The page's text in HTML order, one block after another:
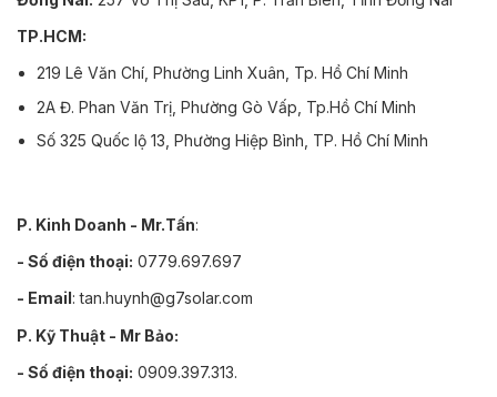
TP.HCM:
219 Lê Văn Chí, Phường Linh Xuân, Tp. Hồ Chí Minh
2A Đ. Phan Văn Trị, Phường Gò Vấp, Tp.Hồ Chí Minh
Số 325 Quốc lộ 13, Phường Hiệp Bình, TP. Hồ Chí Minh
P. Kinh Doanh - Mr.Tấn:
- Số điện thoại: 0779.697.697
- Email: tan.huynh@g7solar.com
P. Kỹ Thuật - Mr Bảo:
- Số điện thoại: 0909.397.313.